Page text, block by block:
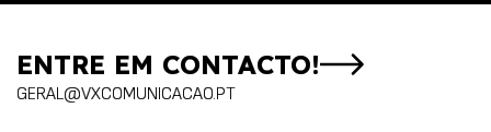
ENTRE EM CONTACTO!
GERAL@VXCOMUNICACAO.PT